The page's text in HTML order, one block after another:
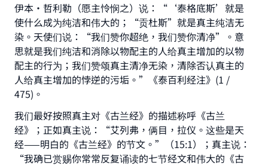
伊本·哲利勒（愿主怜悯之）说：“‘泰格底斯’就是
使什么成为纯洁和伟大的；“贡杜斯”就是真主纯洁无
染。天使们说：“我们赞你超绝，我们赞你清净”。意
思就是我们纯洁和消除以物配主的人给真主增加的以物
配主的行为；我们赞颂真主清净无染，清除否认真主的
人给真主增加的悖逆的污垢。”《泰百利经注》(1 /
475)。
我们最好按照真主对《古兰经》的描述称呼《古兰
经》；正如真主说：“艾列弗，俩目，拉仪。这些是天
经——明白的《古兰经》的节文。”（15:1）；真主说：
“我确已赏赐你常常反复诵读的七节经文和伟大的《古
Make an impact on millions of lives
with your contribution today
Your support is crucial for our mission.